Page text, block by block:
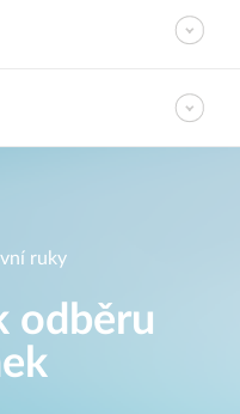
ruky
odběru